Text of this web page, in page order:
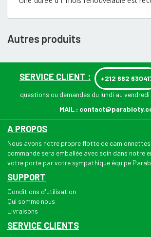
Autres produits
SERVICE CLIENT : +212 662
questions ou demandes du lundi au vendredi
MAIL :
A PROPOS
Nous avons notre propre flotte de
commande sera emballée avec soin dans notre
votre porte par votre sympathique équipe
SUPPORT
Conditions d'utilisation
Qui somme nous
Livraisons
SERVICE CLIENTS